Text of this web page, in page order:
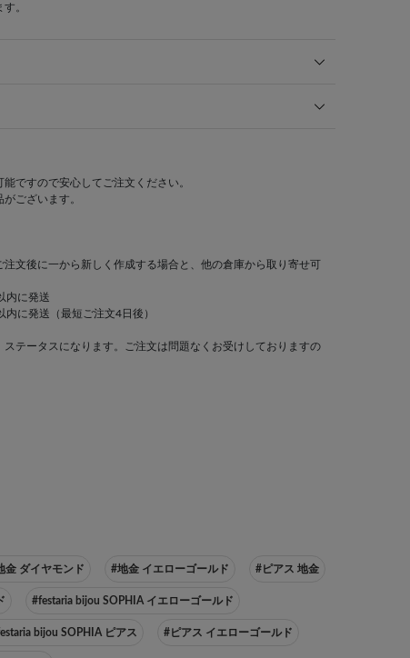
。
ですので安心してご注文ください。
ございます。
注文後に一から新しく作成する場合と、他の倉庫から取り寄せ可
内に発送
に発送（最短ご注文4日後）
テータスになります。ご注文は問題なくお受けしておりますの
金 ダイヤモンド #地金 イエローゴールド #ピアス 地金
#festaria bijou SOPHIA イエローゴールド
bijou SOPHIA ピアス #ピアス イエローゴールド